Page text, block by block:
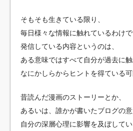
そもそも生きている限り、
毎日様々な情報に触れているわけで
発信している内容というのは、
ある意味ではすべて自分が過去に
なにかしらからヒントを得ている
昔読んだ漫画のストーリーとか、
あるいは、誰かが書いたブログの意
自分の深層心理に影響を及ぼして